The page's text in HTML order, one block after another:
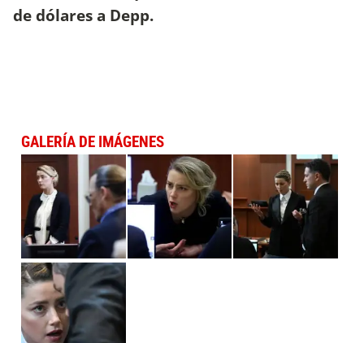
de dólares a Depp.
GALERÍA DE IMÁGENES